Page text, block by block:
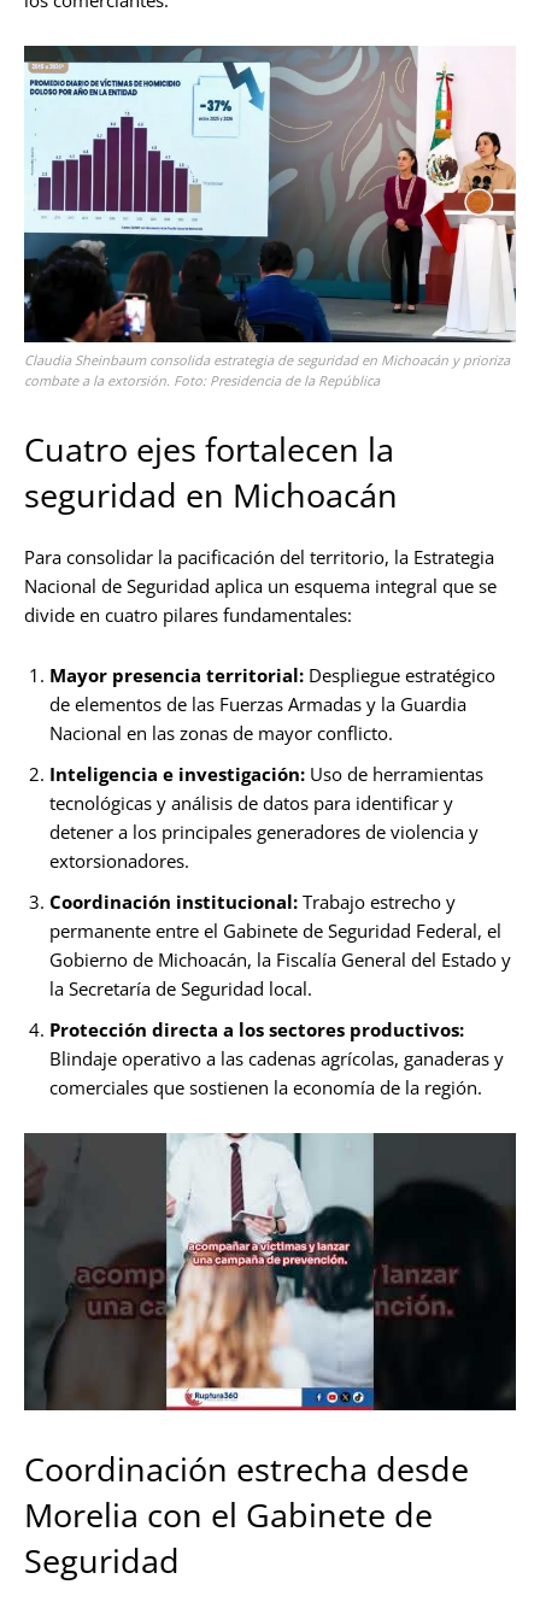
Claudia Sheinbaum consolida estrategia de seguridad en Michoacán y prioriza
combate a la extorsión. Foto: Presidencia de la República
Cuatro ejes fortalecen la
seguridad en Michoacán
Para consolidar la pacificación del territorio, la Estrategia
Nacional de Seguridad aplica un esquema integral que se
divide en cuatro pilares fundamentales:
Mayor presencia territorial: Despliegue estratégico
de elementos de las Fuerzas Armadas y la Guardia
Nacional en las zonas de mayor conflicto.
Inteligencia e investigación: Uso de herramientas
tecnológicas y análisis de datos para identificar y
detener a los principales generadores de violencia y
extorsionadores.
Coordinación institucional: Trabajo estrecho y
permanente entre el Gabinete de Seguridad Federal, el
Gobierno de Michoacán, la Fiscalía General del Estado y
la Secretaría de Seguridad local.
Protección directa a los sectores productivos:
Blindaje operativo a las cadenas agrícolas, ganaderas y
comerciales que sostienen la economía de la región.
Coordinación estrecha desde
Morelia con el Gabinete de
Seguridad